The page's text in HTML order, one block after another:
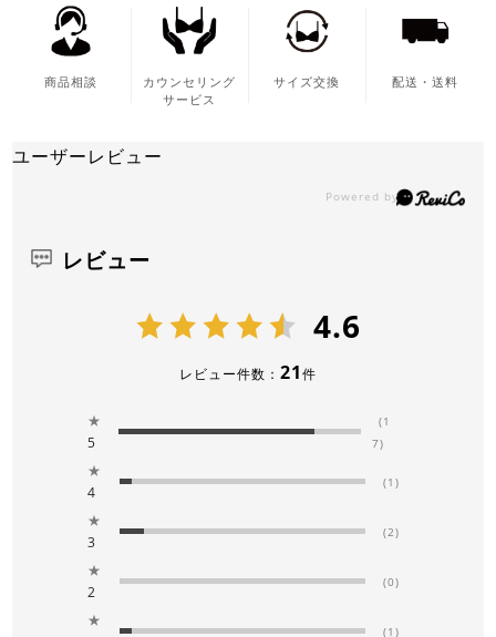
商品相談
カウンセリング
サービス
サイズ交換 配送・送料
ユーザーレビュー
レビュー
4.6
レビュー件数： 21件
★
5
(1
7)
★
4
(1)
★
3
(2)
★
2
(0)
★
(1)